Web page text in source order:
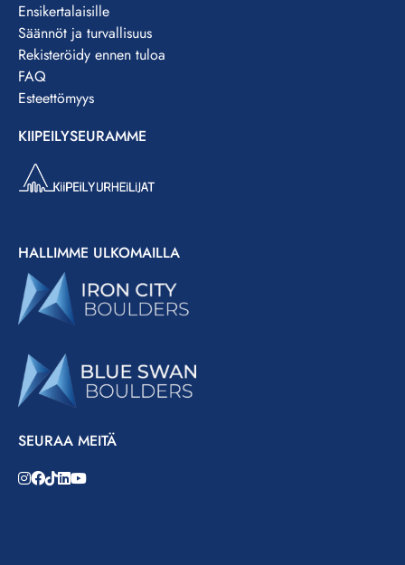
Ensikertalaisille
Säännöt ja turvallisuus
Rekisteröidy ennen tuloa
FAQ
Esteettömyys
KIIPEILYSEURAMME
HALLIMME ULKOMAILLA
SEURAA MEITÄ